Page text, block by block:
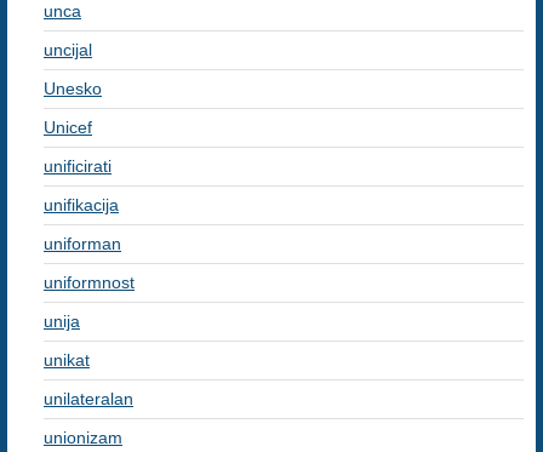
unca
uncijal
Unesko
Unicef
unificirati
unifikacija
uniforman
uniformnost
unija
unikat
unilateralan
unionizam